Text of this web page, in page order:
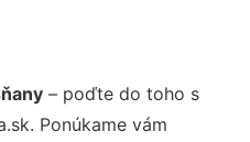
– poďte do toho s
Ponúkame vám